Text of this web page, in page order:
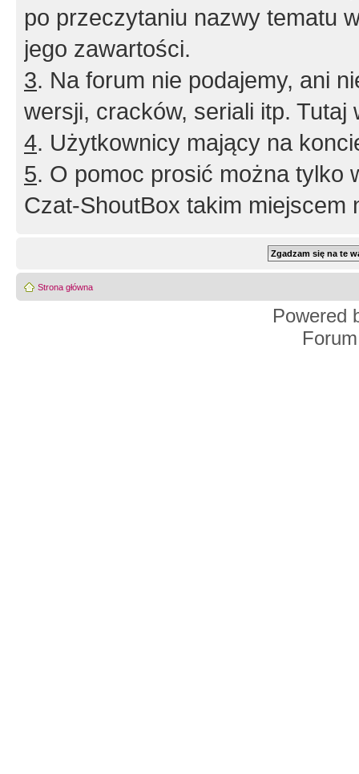
po przeczytaniu nazwy tematu
jego zawartości.
3. Na forum nie podajemy, ani
wersji, cracków, seriali itp. Tutaj
4. Użytkownicy mający na
5. O pomoc prosić można tylko
Czat-ShoutBox takim miejscem
Strona główna
Powered